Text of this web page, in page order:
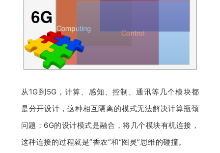
从1G到5G，计算、感知、控制、通讯等几个模块都
是分开设计，这种相互隔离的模式无法解决计算瓶颈
问题；6G的设计模式是融合，将几个模块有机连接，
这种连接的过程就是“香农”和“图灵”思维的碰撞。